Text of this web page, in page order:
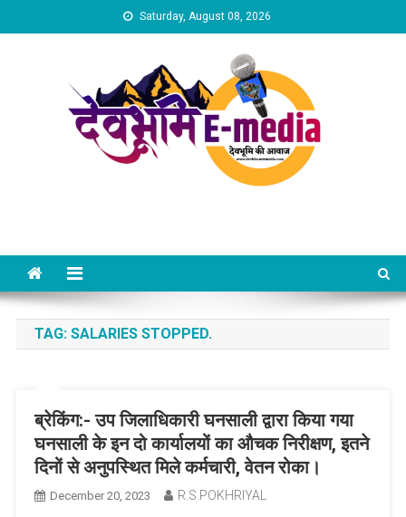
to
Saturday, August 08, 2026
TAG: SALARIES STOPPED.
ब्रेकिंग:- उप जिलाधिकारी घनसाली द्वारा किया गया
घनसाली के इन दो कार्यालयों का औचक निरीक्षण, इतने
दिनों से अनुपस्थित मिले कर्मचारी, वेतन रोका।
December 20, 2023 R.S.POKHRIYAL